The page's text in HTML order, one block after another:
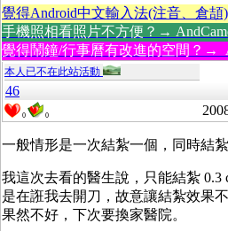
覺得Android中文輸入法(注音、倉
手機照相看照片不方便？→
覺得鬧鐘/行事曆有改進的空間？→
本人已不在此站活動
46
0 0
一般情形是一次結紮一個，同時結
我這次去看的醫生說，只能結紮 0.3
是在誑我去開刀，故意讓結紮效果
果然不好，下次要換家醫院。